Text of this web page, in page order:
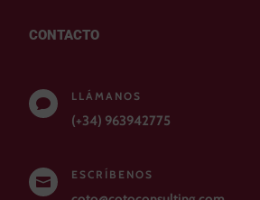
CONTACTO

LLÁMANOS
(+34) 963942775

ESCRÍBENOS